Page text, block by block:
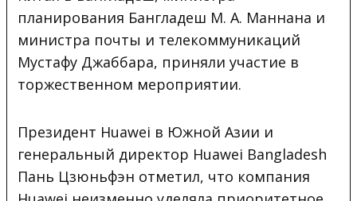
планирования Бангладеш М. А. Маннана и
министра почты и телекоммуникаций
Мустафу Джаббара, приняли участие в
торжественном мероприятии.
Президент Huawei в Южной Азии и
генеральный директор Huawei Bangladesh
Пань Цзюньфэн отметил, что компания